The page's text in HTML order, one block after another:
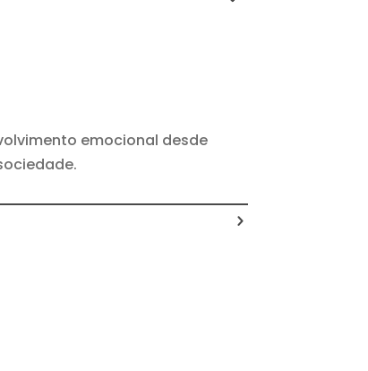
emocional desde